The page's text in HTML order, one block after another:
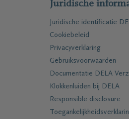
Juridische
Juridische identificatie
Cookiebeleid
Privacyverklaring
Gebruiksvoorwaarden
Documentatie DELA
Klokkenluiden bij DELA
Responsible disclosure